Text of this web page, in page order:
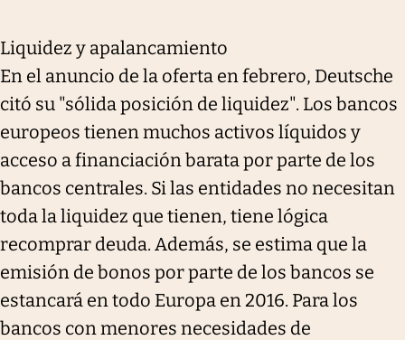
Liquidez y apalancamiento
En el anuncio de la oferta en febrero, Deutsche
citó su "sólida posición de liquidez". Los bancos
europeos tienen muchos activos líquidos y
acceso a financiación barata por parte de los
bancos centrales. Si las entidades no necesitan
toda la liquidez que tienen, tiene lógica
recomprar deuda. Además, se estima que la
emisión de bonos por parte de los bancos se
estancará en todo Europa en 2016. Para los
bancos con menores necesidades de